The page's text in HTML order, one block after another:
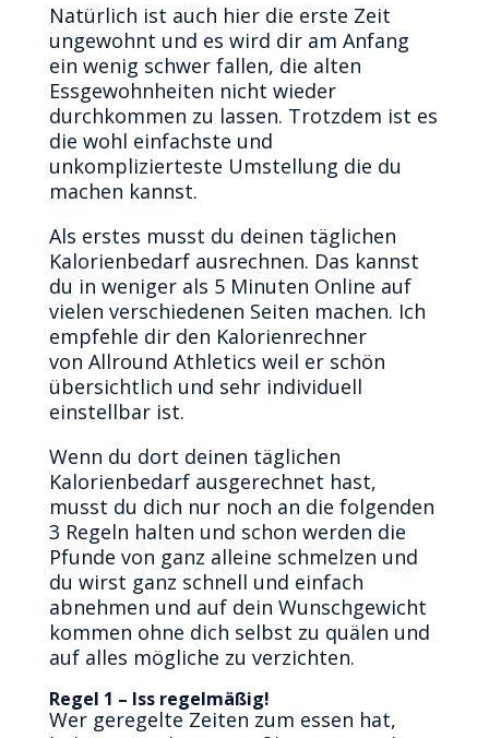
Natürlich ist auch hier die erste Zeit
ungewohnt und es wird dir am Anfang
ein wenig schwer fallen, die alten
Essgewohnheiten nicht wieder
durchkommen zu lassen. Trotzdem ist es
die wohl einfachste und
unkomplizierteste Umstellung die du
machen kannst.
Als erstes musst du deinen täglichen
Kalorienbedarf ausrechnen. Das kannst
du in weniger als 5 Minuten Online auf
vielen verschiedenen Seiten machen. Ich
empfehle dir den Kalorienrechner
von Allround Athletics weil er schön
übersichtlich und sehr individuell
einstellbar ist.
Wenn du dort deinen täglichen
Kalorienbedarf ausgerechnet hast,
musst du dich nur noch an die folgenden
3 Regeln halten und schon werden die
Pfunde von ganz alleine schmelzen und
du wirst ganz schnell und einfach
abnehmen und auf dein Wunschgewicht
kommen ohne dich selbst zu quälen und
auf alles mögliche zu verzichten.
Regel 1 – Iss regelmäßig!
Wer geregelte Zeiten zum essen hat,